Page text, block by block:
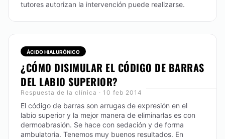
tutores autorizan la intervención puede realizarse.
ÁCIDO HIALURÓNICO
¿CÓMO DISIMULAR EL CÓDIGO DE BARRAS
DEL LABIO SUPERIOR?
Respuesta de la clínica · 10 feb 2014
El código de barras son arrugas de expresión en el
labio superior y la mejor manera de eliminarlas es con
dermoabrasión. Se hace con sedación y de forma
ambulatoria. Tenemos muy buenos resultados. En